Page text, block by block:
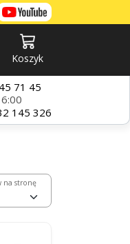
Koszyk
71 45
145 326
na stronę